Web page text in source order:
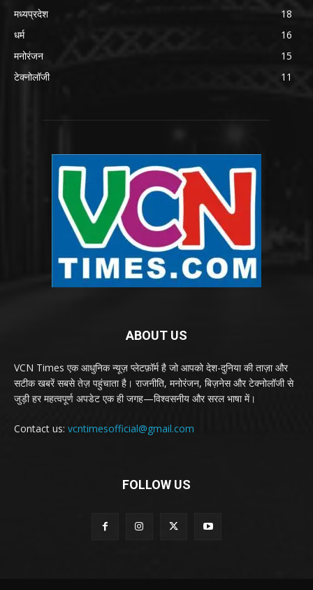
मध्यप्रदेश
18
धर्म
16
मनोरंजन
15
टेक्नोलॉजी
11
ABOUT US
VCN Times एक आधुनिक न्यूज़ प्लेटफ़ॉर्म है जो आपको देश-दुनिया की ताज़ा और
सटीक खबरें सबसे तेज़ पहुंचाता है। राजनीति, मनोरंजन, बिज़नेस और टेक्नोलॉजी से
जुड़ी हर महत्वपूर्ण अपडेट एक ही जगह—विश्वसनीय और सरल भाषा में।
Contact us: vcntimesofficial@gmail.com
FOLLOW US